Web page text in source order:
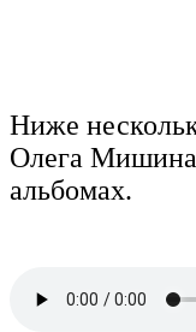
Ниже
Олега
альбомах.